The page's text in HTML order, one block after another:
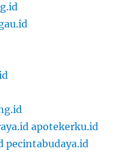
apotekerku.id
pecintabudaya.id